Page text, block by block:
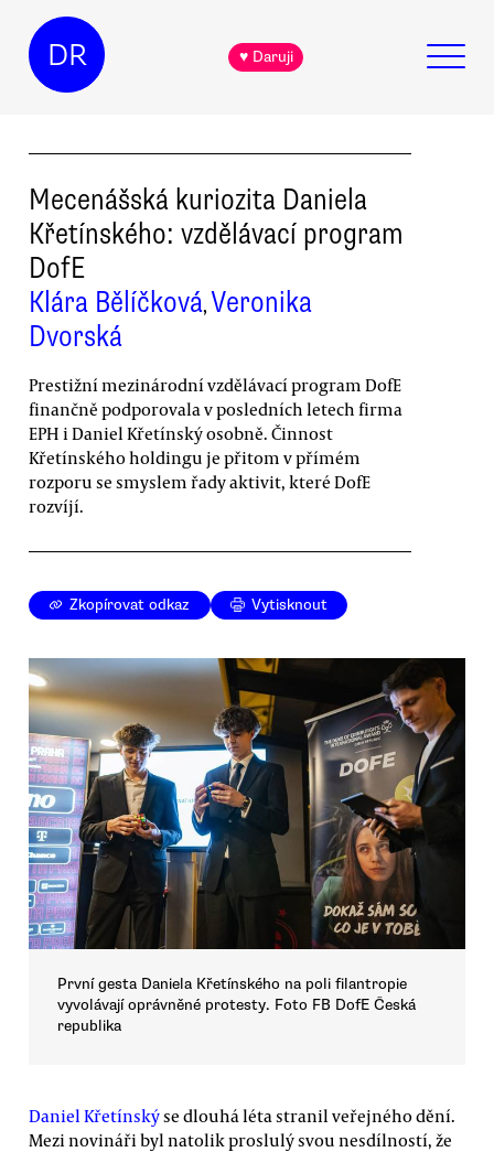
DR ♥ Daruji
Mecenášská kuriozita Daniela
Křetínského: vzdělávací program
DofE
Klára Bělíčková,Veronika
Dvorská
Prestižní mezinárodní vzdělávací program DofE
finančně podporovala v posledních letech firma
EPH i Daniel Křetínský osobně. Činnost
Křetínského holdingu je přitom v přímém
rozporu se smyslem řady aktivit, které DofE
rozvíjí.
Zkopírovat odkaz Vytisknout
První gesta Daniela Křetínského na poli filantropie
vyvolávají oprávněné protesty. Foto FB DofE Česká
republika
Daniel Křetínskýse dlouhá léta stranil veřejného dění.
Mezi novináři byl natolik proslulý svou nesdílností, že